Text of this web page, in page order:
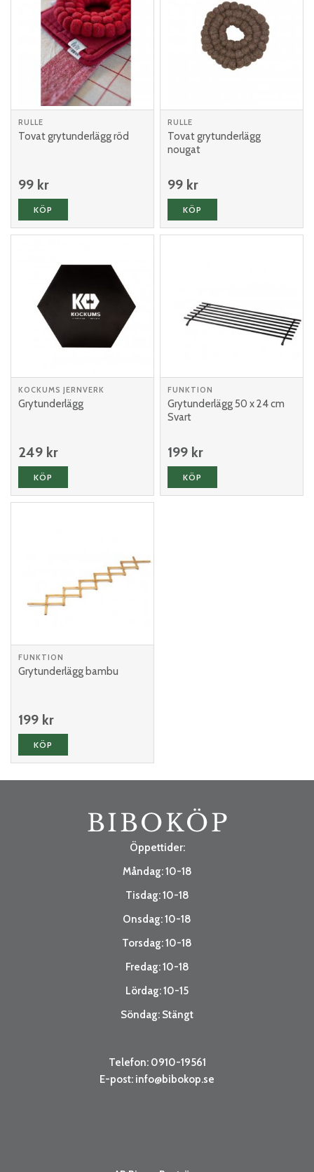
RULLE
Tovat grytunderlägg röd
99 kr
KÖP
RULLE
Tovat grytunderlägg
nougat
99 kr
KÖP
KOCKUMS JERNVERK
Grytunderlägg
249 kr
KÖP
FUNKTION
Grytunderlägg 50 x 24 cm
Svart
199 kr
KÖP
FUNKTION
Grytunderlägg bambu
199 kr
KÖP
Öppettider:
Måndag: 10-18
Tisdag: 10-18
Onsdag: 10-18
Torsdag: 10-18
Fredag: 10-18
Lördag: 10-15
Söndag: Stängt
Telefon: 0910-19561
E-post: info@bibokop.se